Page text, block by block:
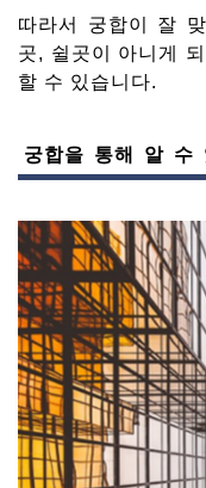
따라서 궁합이 잘
곳, 쉴곳이 아니게
할 수 있습니다.
궁합을 통해 알 수